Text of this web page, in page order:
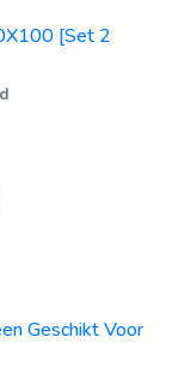
[Set 2
Geschikt Voor